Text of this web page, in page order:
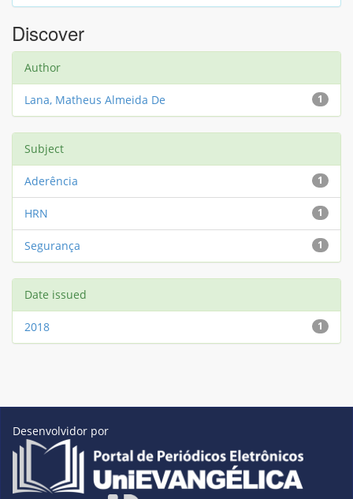
Discover
Author
1
Lana, Matheus Almeida De
Subject
1
Aderência
1
HRN
1
Segurança
Date issued
1
2018
Desenvolvidor por